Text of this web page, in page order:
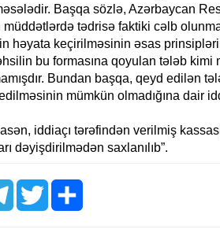
Başqa sözlə, Azərbaycan
tədrisə faktiki cəlb
həyata keçirilməsinin əsas
bu formasına qoyulan tələb kimi
Bundan başqa, qeyd edilən
mümkün olmadığına dair
iddiaçı tərəfindən verilmiş
dəyişdirilmədən saxlanılıb”.
TelegramTwitter